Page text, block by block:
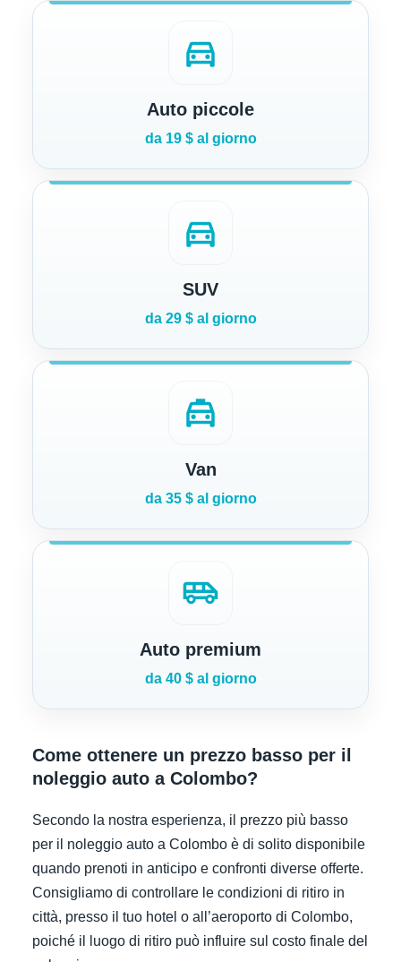
directions_car
Auto piccole
da 19 $ al giorno
directions_car
SUV
da 29 $ al giorno
local_taxi
Van
da 35 $ al giorno
airport_shuttle
Auto premium
da 40 $ al giorno
Come ottenere un prezzo basso per il
noleggio auto a Colombo?
Secondo la nostra esperienza, il prezzo più basso
per il noleggio auto a Colombo è di solito disponibile
quando prenoti in anticipo e confronti diverse offerte.
Consigliamo di controllare le condizioni di ritiro in
città, presso il tuo hotel o all’aeroporto di Colombo,
poiché il luogo di ritiro può influire sul costo finale del